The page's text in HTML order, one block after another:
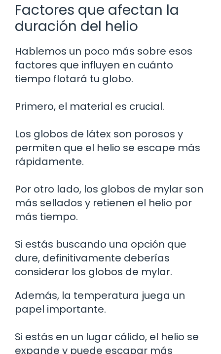
Factores que afectan la
duración del helio
Hablemos un poco más sobre esos
factores que influyen en cuánto
tiempo flotará tu globo.
Primero, el material es crucial.
Los globos de látex son porosos y
permiten que el helio se escape más
rápidamente.
Por otro lado, los globos de mylar son
más sellados y retienen el helio por
más tiempo.
Si estás buscando una opción que
dure, definitivamente deberías
considerar los globos de mylar.
Además, la temperatura juega un
papel importante.
Si estás en un lugar cálido, el helio se
expande y puede escapar más